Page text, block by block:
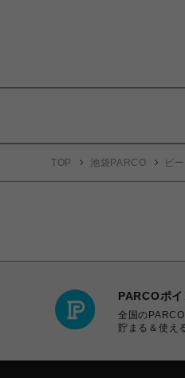
TOP 池袋PARCO ビ
PARCOポイ
全国の
貯まる＆使え